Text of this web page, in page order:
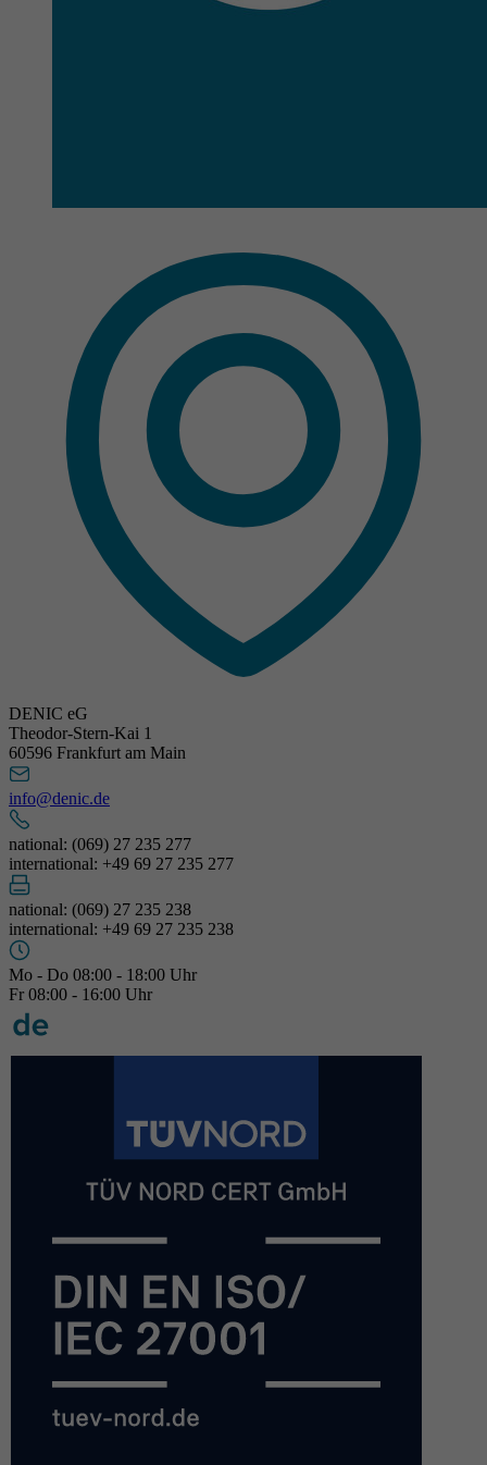
DENIC eG
Theodor-Stern-Kai 1
60596 Frankfurt am Main
info@denic.de
national: (069) 27 235 277
international: +49 69 27 235 277
national: (069) 27 235 238
international: +49 69 27 235 238
Mo - Do 08:00 - 18:00 Uhr
Fr 08:00 - 16:00 Uhr